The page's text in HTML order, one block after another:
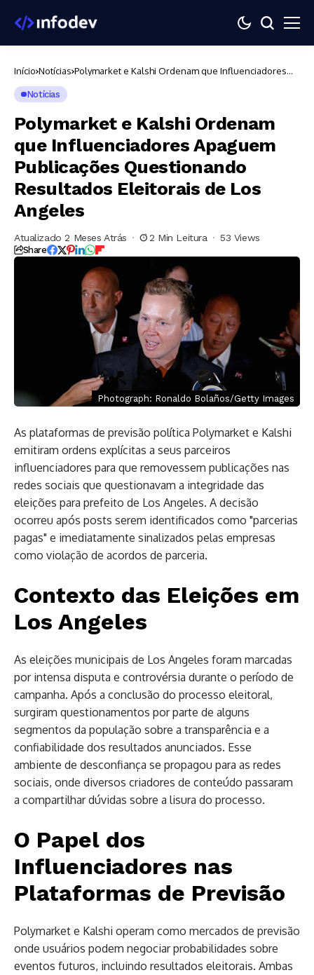
Início Notícias Polymarket e Kalshi Ordenam que Influenciadores
Notícias
Polymarket e Kalshi Ordenam
que Influenciadores Apaguem
Publicações Questionando
Resultados Eleitorais de Los
Angeles
Atualizado 2 Meses Atrás 2 Min Leitura 53 Views
Share
Photograph: Ronaldo Bolaños/Getty Images
As plataformas de previsão política Polymarket e Kalshi
emitiram ordens explícitas a seus parceiros
influenciadores para que removessem publicações nas
redes sociais que questionavam a integridade das
eleições para prefeito de Los Angeles. A decisão
ocorreu após posts serem identificados como "parcerias
pagas" e imediatamente sinalizados pelas empresas
como violação de acordos de parceria.
Contexto das Eleições em
Los Angeles
As eleições municipais de Los Angeles foram marcadas
por intensa disputa e controvérsia durante o período de
campanha. Após a conclusão do processo eleitoral,
surgiram questionamentos por parte de alguns
segmentos da população sobre a transparência e a
confiabilidade dos resultados anunciados. Esse
ambiente de desconfiança se propagou para as redes
sociais, onde diversos criadores de conteúdo passaram
a compartilhar dúvidas sobre a lisura do processo.
O Papel dos
Influenciadores nas
Plataformas de Previsão
Polymarket e Kalshi operam como mercados de previsão
onde usuários podem negociar probabilidades sobre
eventos futuros, incluindo resultados eleitorais. Ambas